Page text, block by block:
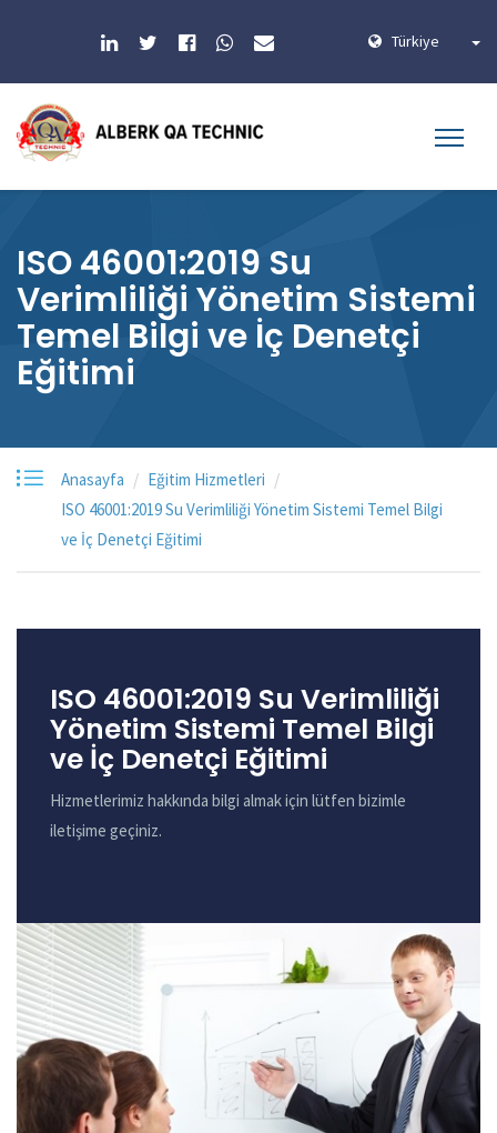
Türkiye
ISO 46001:2019 Su
Verimliliği Yönetim Sistemi
Temel Bilgi ve İç Denetçi
Eğitimi
Anasayfa
Eğitim Hizmetleri
ISO 46001:2019 Su Verimliliği Yönetim Sistemi Temel Bilgi
ve İç Denetçi Eğitimi
ISO 46001:2019 Su Verimliliği
Yönetim Sistemi Temel Bilgi
ve İç Denetçi Eğitimi
Hizmetlerimiz hakkında bilgi almak için lütfen bizimle
iletişime geçiniz.